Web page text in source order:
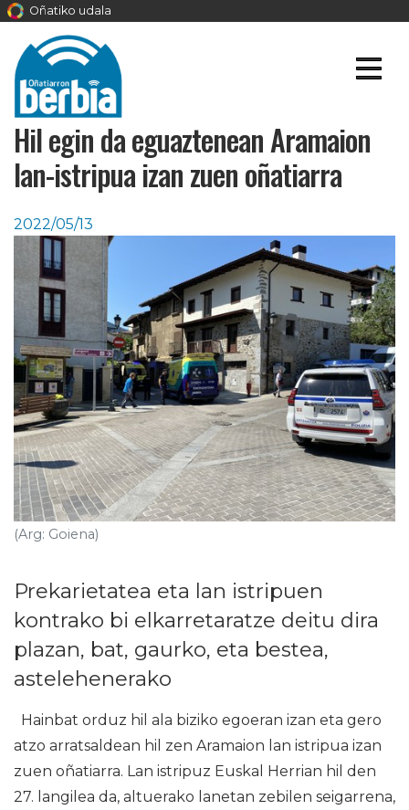
Oñatiko udala
Hil egin da eguaztenean Aramaion
lan-istripua izan zuen oñatiarra
2022/05/13
(Arg: Goiena)
Prekarietatea eta lan istripuen
kontrako bi elkarretaratze deitu dira
plazan, bat, gaurko, eta bestea,
astelehenerako
Hainbat orduz hil ala biziko egoeran izan eta gero
atzo arratsaldean hil zen Aramaion lan istripua izan
zuen oñatiarra. Lan istripuz Euskal Herrian hil den
27. langilea da, altuerako lanetan zebilen seigarrena,